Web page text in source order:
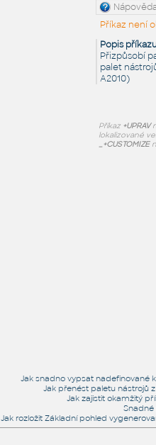
Příkaz není
Popis
Přizpůsobí
palet
A2010)
Příkaz +UPRAV
lokalizované
_+CUSTOMIZE
Jak snadno vypsat nadefinované
Jak přenést paletu nástrojů
Jak zajistit okamžitý
Jak rozložit Základní pohled